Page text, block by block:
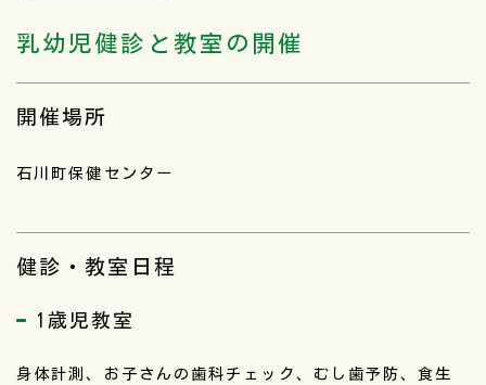
乳幼児健診と教室の開催
開催場所
石川町保健センター
健診・教室日程
1歳児教室
身体計測、お子さんの歯科チェック、むし歯予防、食生